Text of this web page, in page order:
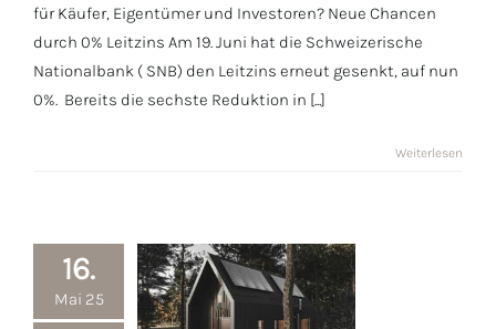
für Käufer, Eigentümer und Investoren? Neue Chancen
durch 0% Leitzins Am 19. Juni hat die Schweizerische
Nationalbank ( SNB) den Leitzins erneut gesenkt, auf nun
0%. Bereits die sechste Reduktion in [...]
Weiterlesen
16.
Mai 25